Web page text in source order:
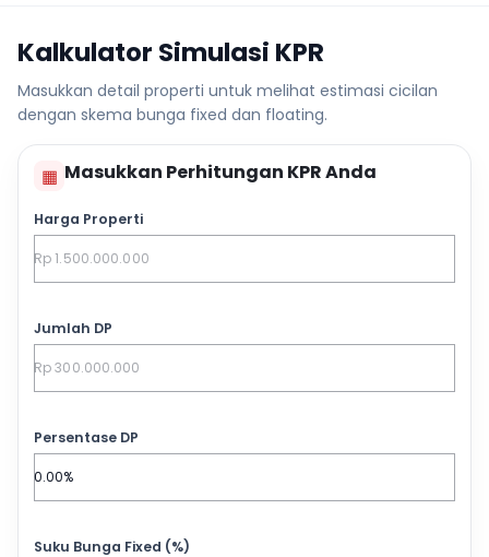
Kalkulator Simulasi KPR
Masukkan detail properti untuk melihat estimasi cicilan
dengan skema bunga fixed dan floating.
▦ Masukkan Perhitungan KPR Anda
Harga Properti
Jumlah DP
Persentase DP
Suku Bunga Fixed (%)